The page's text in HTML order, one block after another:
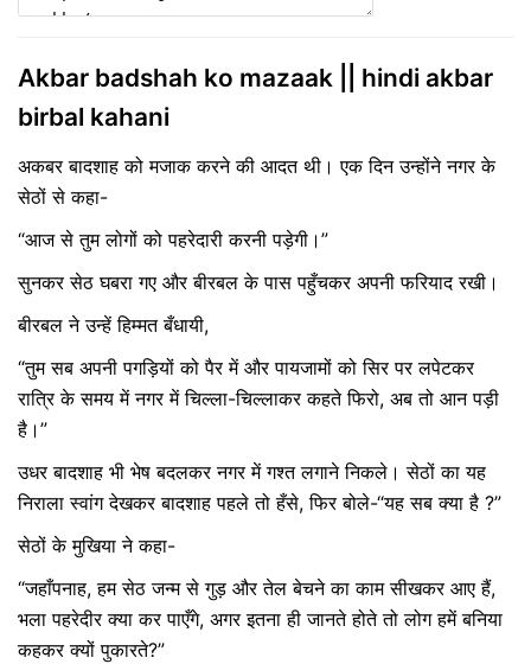
Akbar badshah ko mazaak || hindi akbar
birbal kahani
अकबर बादशाह को मजाक करने की आदत थी। एक दिन उन्होंने नगर के
सेठों से कहा-
“आज से तुम लोगों को पहरेदारी करनी पड़ेगी।”
सुनकर सेठ घबरा गए और बीरबल के पास पहुँचकर अपनी फरियाद रखी।
बीरबल ने उन्हें हिम्मत बँधायी,
“तुम सब अपनी पगड़ियों को पैर में और पायजामों को सिर पर लपेटकर
रात्रि के समय में नगर में चिल्ला-चिल्लाकर कहते फिरो, अब तो आन पड़ी
है।”
उधर बादशाह भी भेष बदलकर नगर में गश्त लगाने निकले। सेठों का यह
निराला स्वांग देखकर बादशाह पहले तो हँसे, फिर बोले-“यह सब क्या है ?”
सेठों के मुखिया ने कहा-
“जहाँपनाह, हम सेठ जन्म से गुड़ और तेल बेचने का काम सीखकर आए हैं,
भला पहरेदीर क्या कर पाएँगे, अगर इतना ही जानते होते तो लोग हमें बनिया
कहकर क्यों पुकारते?”